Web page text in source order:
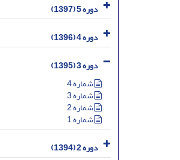
دوره 5 (1397)
دوره 4 (1396)
دوره 3 (1395)
شماره 4
شماره 3
شماره 2
شماره 1
دوره 2 (1394)